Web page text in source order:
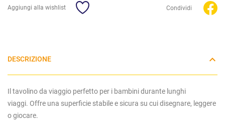
Aggiungi alla wishlist Condividi
DESCRIZIONE
Il tavolino da viaggio perfetto per i bambini durante lunghi
viaggi. Offre una superficie stabile e sicura su cui disegnare, leggere
o giocare.